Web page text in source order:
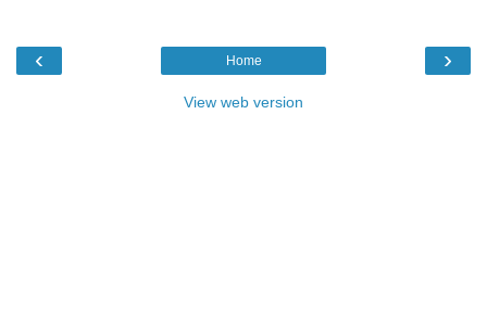
‹ ›
Home
View web version